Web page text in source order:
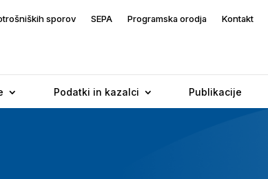
sporov SEPA Programska orodja Kontakt
Podatki in kazalci Publikacije